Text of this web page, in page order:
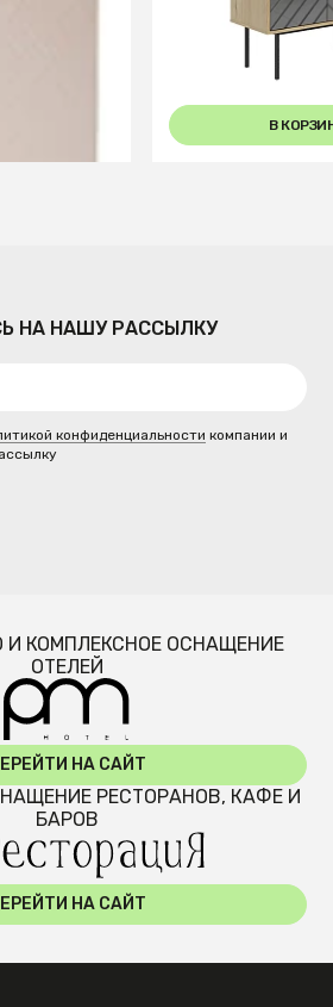
В
НА НАШУ РАССЫЛКУ
конфиденциальности компании и
И КОМПЛЕКСНОЕ ОСНАЩЕНИЕ
ОТЕЛЕЙ
НА САЙТ
РЕСТОРАНОВ, КАФЕ И
БАРОВ
НА САЙТ